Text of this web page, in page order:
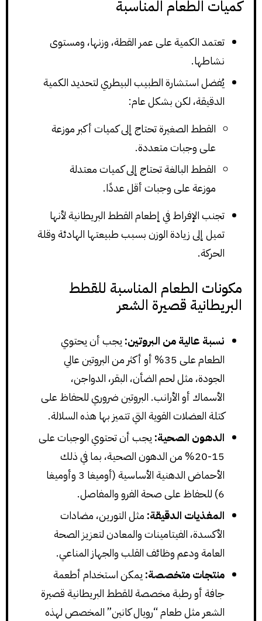
كميات الطعام المناسبة
تعتمد الكمية على عمر القطة، وزنها، ومستوى
نشاطها.
يُفضل استشارة الطبيب البيطري لتحديد الكمية
الدقيقة، لكن بشكل عام:
القطط الصغيرة تحتاج إلى كميات أكبر موزعة
على وجبات متعددة.
القطط البالغة تحتاج إلى كميات معتدلة
موزعة على وجبات أقل عددًا.
تجنب الإفراط في إطعام القطط البريطانية لأنها
تميل إلى زيادة الوزن بسبب طبيعتها الهادئة وقلة
الحركة.
مكونات الطعام المناسبة للقطط
البريطانية قصيرة الشعر
نسبة عالية من البروتين: يجب أن يحتوي
الطعام على 35% أو أكثر من البروتين عالي
الجودة، مثل لحم الضأن، البقر، الدواجن،
الأسماك أو الأرانب. البروتين ضروري للحفاظ على
كتلة العضلات القوية التي تتميز بها هذه السلالة.
الدهون الصحية: يجب أن تحتوي الوجبات على
15-20% من الدهون الصحية، بما في ذلك
الأحماض الدهنية الأساسية (أوميغا 3 وأوميغا
6) للحفاظ على صحة الفرو والمفاصل.
المغذيات الدقيقة: مثل التورين، مضادات
الأكسدة، الفيتامينات والمعادن لتعزيز الصحة
العامة ودعم وظائف القلب والجهاز المناعي.
منتجات متخصصة: يمكن استخدام أطعمة
جافة أو رطبة مخصصة للقطط البريطانية قصيرة
الشعر مثل طعام “رويال كانين” المخصص لهذه